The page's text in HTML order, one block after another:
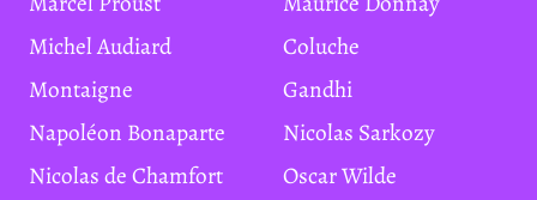
Michel Audiard
Coluche
Montaigne
Gandhi
Napoléon Bonaparte
Nicolas Sarkozy
Nicolas de Chamfort
Oscar Wilde